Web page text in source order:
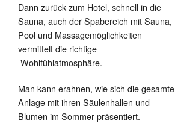
Dann zurück zum Hotel, schnell in die
Sauna, auch der Spabereich mit Sauna,
Pool und Massagemöglichkeiten
vermittelt die richtige
Wohlfühlatmosphäre.
Man kann erahnen, wie sich die gesamte
Anlage mit ihren Säulenhallen und
Blumen im Sommer präsentiert.